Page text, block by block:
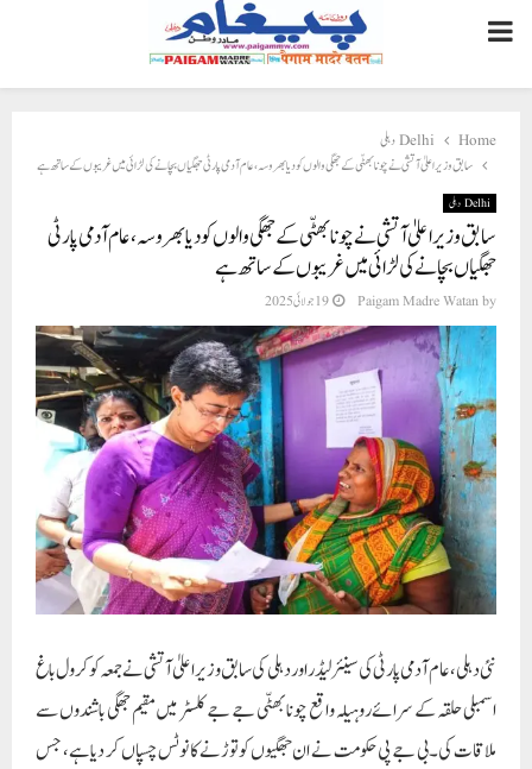
PRIMARY
MENU
Home
Delhi دہلی
سابق وزیراعلیٰ آتشی نے چونا بھٹّی کے جھگی والوں کو دیا بھروسہ، عام آدمی پارٹی جھگیاں بچانے کی لڑائی میں غریبوں کے ساتھ ہے
Delhi دہلی
سابق وزیراعلیٰ آتشی نے چونا بھٹّی کے جھگی والوں کو دیا بھروسہ، عام آدمی پارٹی
جھگیاں بچانے کی لڑائی میں غریبوں کے ساتھ ہے
by
Paigam Madre Watan 19 جولائی 2025
نئی دہلی، عام آدمی پارٹی کی سینئر لیڈر اور دہلی کی سابق وزیر اعلیٰ آتشی نے جمعہ کو کرول باغ
اسمبلی حلقہ کے سرائے روہیلہ واقع چونا بھٹّی جے جے کلسٹر میں مقیم جھگی باشندوں سے
ملاقات کی۔ بی جے پی حکومت نے ان جھگیوں کو توڑنے کا نوٹس چسپاں کر دیا ہے، جس